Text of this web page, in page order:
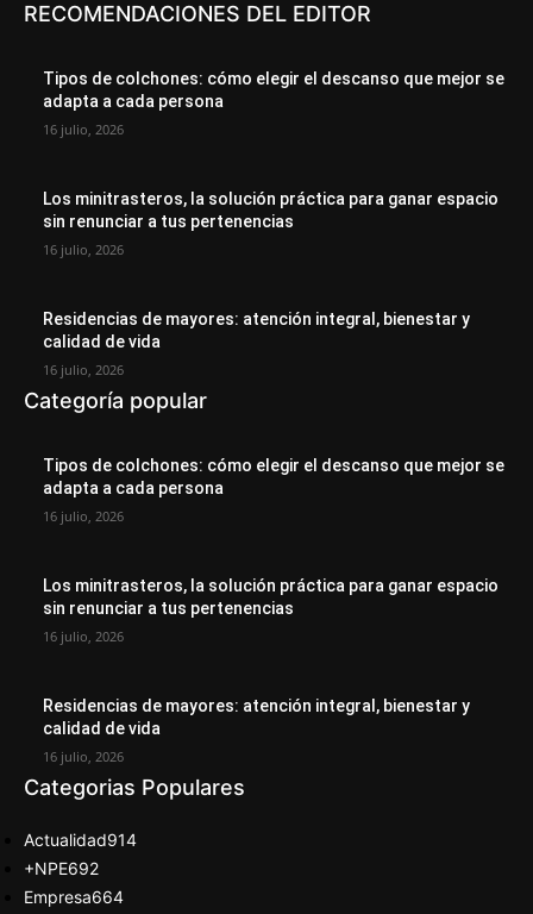
RECOMENDACIONES DEL EDITOR
Tipos de colchones: cómo elegir el descanso que mejor se
adapta a cada persona
16 julio, 2026
Los minitrasteros, la solución práctica para ganar espacio
sin renunciar a tus pertenencias
16 julio, 2026
Residencias de mayores: atención integral, bienestar y
calidad de vida
16 julio, 2026
Categoría popular
Tipos de colchones: cómo elegir el descanso que mejor se
adapta a cada persona
16 julio, 2026
Los minitrasteros, la solución práctica para ganar espacio
sin renunciar a tus pertenencias
16 julio, 2026
Residencias de mayores: atención integral, bienestar y
calidad de vida
16 julio, 2026
Categorias Populares
Actualidad914
+NPE692
Empresa664